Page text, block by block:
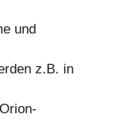
und
z.B. in